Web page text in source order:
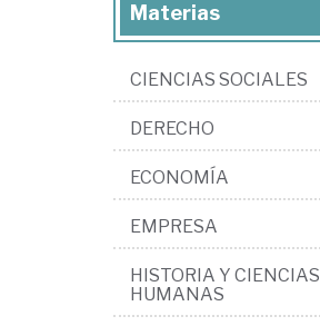
Materias
CIENCIAS SOCIALES
DERECHO
ECONOMÍA
EMPRESA
HISTORIA Y CIENCIAS
HUMANAS